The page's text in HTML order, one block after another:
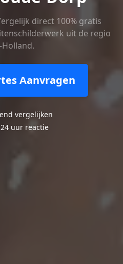
direct 100% gratis
uit de regio
Aanvragen
vergelijken
uur reactie